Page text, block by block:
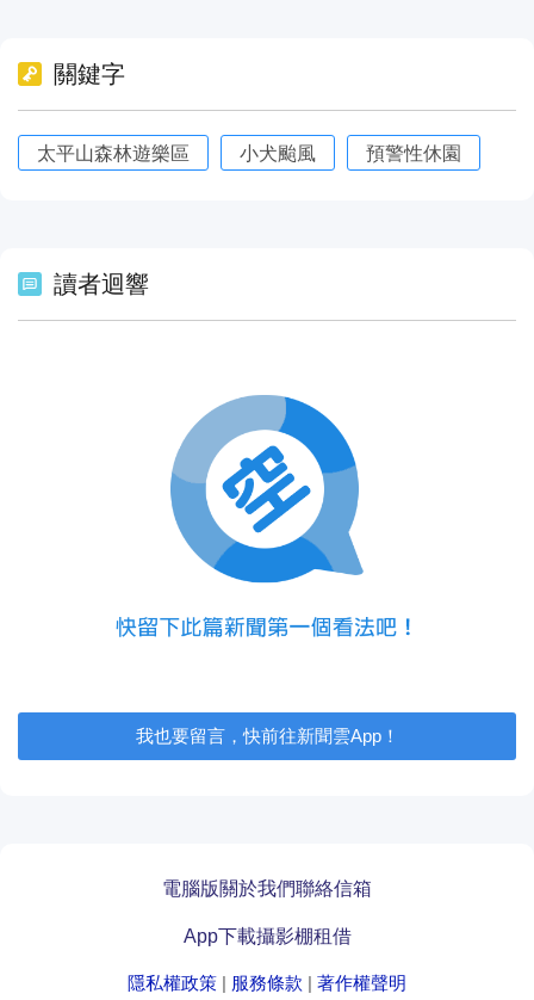
關鍵字
太平山森林遊樂區 小犬颱風 預警性休園
讀者迴響
我也要留言，快前往新聞雲App！
電腦版關於我們聯絡信箱
App下載攝影棚租借
隱私權政策 服務條款 著作權聲明